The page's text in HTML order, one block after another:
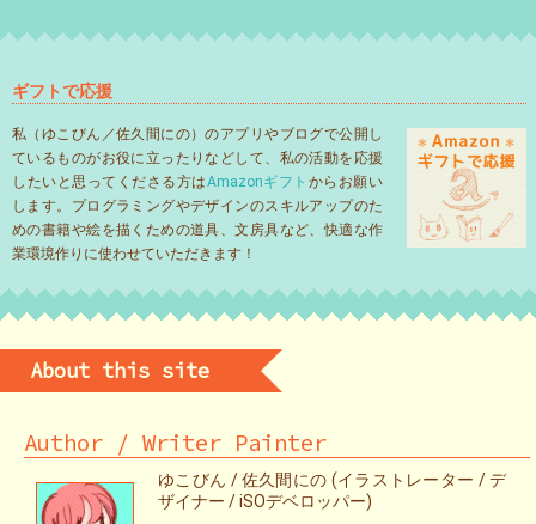
ギフトで応援
私（ゆこびん／佐久間にの）のアプリやブログで公開し
ているものがお役に立ったりなどして、私の活動を応援
したいと思ってくださる方はAmazonギフト からお願い
します。プログラミングやデザインのスキルアップのた
めの書籍や絵を描くための道具、文房具など、快適な作
業環境作りに使わせていただきます！
About this site
Author / Writer Painter
ゆこびん / 佐久間にの (イラストレーター / デ
ザイナー / iSOデベロッパー)